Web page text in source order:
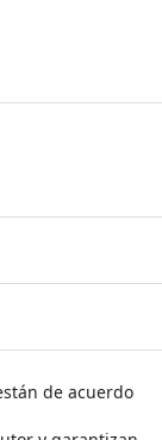
de acuerdo